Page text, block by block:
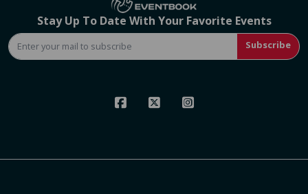
Stay Up To Date With Your Favorite Events
Subscribe